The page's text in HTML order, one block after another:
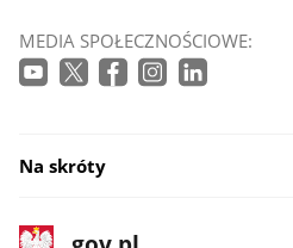
MEDIA SPOŁECZNOŚCIOWE:
Na skróty
stopkaStrona